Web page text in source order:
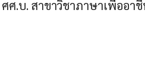
ศ.บ. สาขาวิชาภาษาเพื่ออา